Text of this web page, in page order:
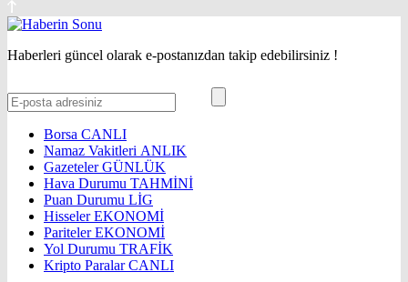
Haberleri güncel olarak e-postanızdan takip edebilirsiniz !
Borsa CANLI
Namaz Vakitleri ANLIK
GazetelerGÜNLÜK
Hava Durumu TAHMİNİ
Puan Durumu LİG
HisselerEKONOMİ
ParitelerEKONOMİ
Yol Durumu TRAFİK
Kripto ParalarCANLI